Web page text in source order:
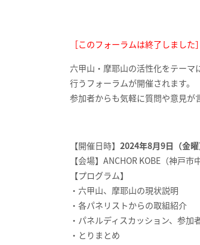
［このフォーラムは終了しました］
六甲山・摩耶山の活性化をテー
行うフォーラムが開催されます。
参加者からも気軽に質問や意見が
【開催日時】 2024年8月9日（金
【会場】ANCHOR KOBE（神戸
【プログラム】
・六甲山、摩耶山の現状説明
・各パネリストからの取組紹介
・パネルディスカッション、参
・とりまとめ